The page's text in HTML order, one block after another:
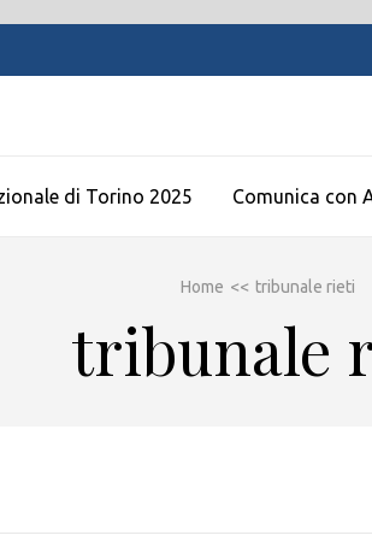
di Torino 2025 Comunica con
Home << tribunale rieti
tribunale